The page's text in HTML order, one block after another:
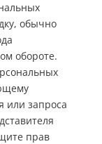
обычно
обороте.
или запроса
прав